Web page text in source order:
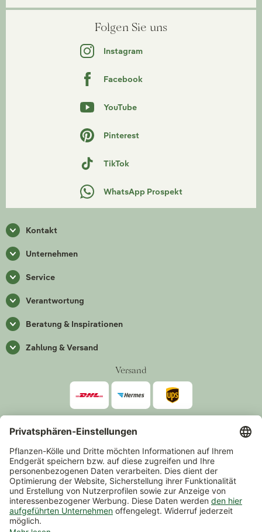
Folgen Sie uns
Instagram
Facebook
YouTube
Pinterest
TikTok
WhatsApp Prospekt
Kontakt
Unternehmen
Service
Verantwortung
Beratung & Inspirationen
Zahlung & Versand
Versand
Zahlarten
*Alle Preise inkl. gesetzlicher Mehrwertsteuer zzgl.Versand
Mindestbestellwert 14,90 €, ausgenommen sind Gutscheine und
Events.